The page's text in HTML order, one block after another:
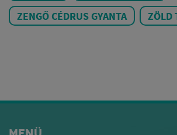
ZENGŐ CÉDRUS GYANTA
ZÖLD